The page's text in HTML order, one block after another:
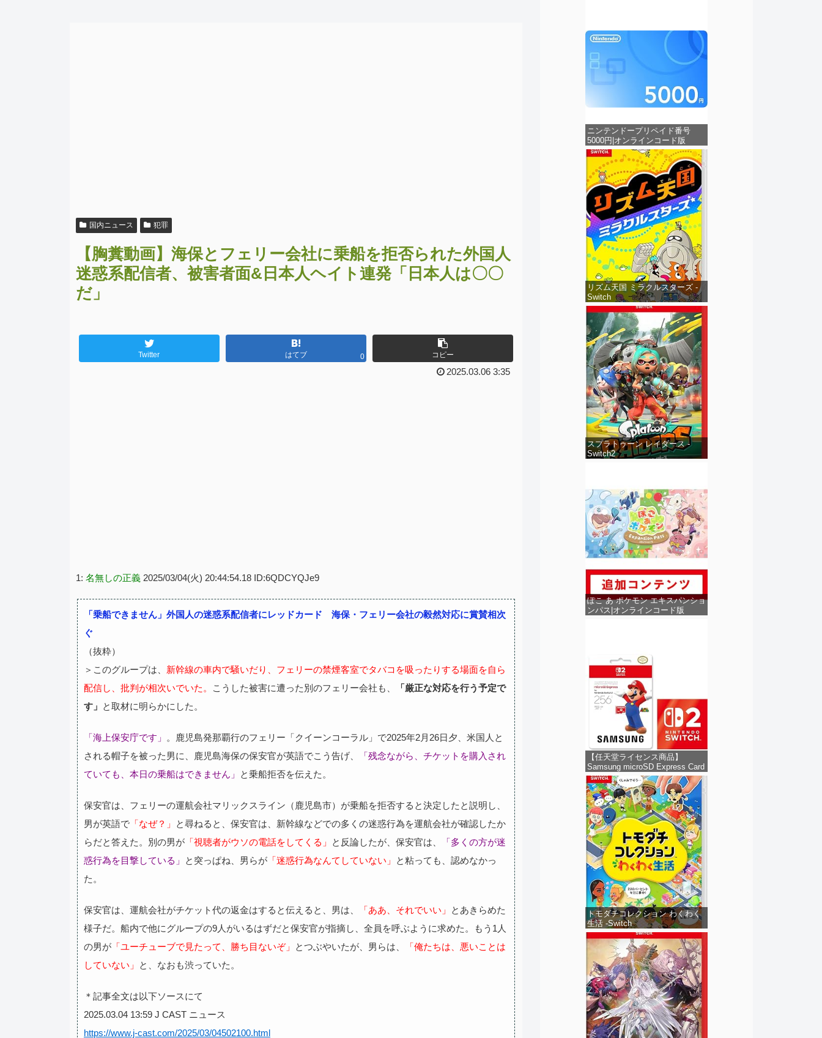
国内ニュース 犯罪
【胸糞動画】海保とフェリー会社に乗船を拒否られた外国人
迷惑系配信者、被害者面&日本人ヘイト連発「日本人は〇〇
だ」
Twitter はてブ 0 コピー
2025.03.06 3:35
1: 名無しの正義 2025/03/04(火) 20:44:54.18 ID:6QDCYQJe9
「乗船できません」外国人の迷惑系配信者にレッドカード 海保・フェリー会社の毅然対応に賞賛相次
ぐ
（抜粋）
＞このグループは、 新幹線の車内で騒いだり、フェリーの禁煙客室でタバコを吸ったりする場面を自ら
配信し、批判が相次いでいた。
こうした被害に遭った別のフェリー会社も、
「厳正な対応を行う予定で
す」 と取材に明らかにした。
「海上保安庁です」
。鹿児島発那覇行のフェリー「クイーンコーラル」で2025年2月26日夕、米国人と
される帽子を被った男に、鹿児島海保の保安官が英語でこう告げ、
「残念ながら、チケットを購入され
ていても、本日の乗船はできません」
と乗船拒否を伝えた。
保安官は、フェリーの運航会社マリックスライン（鹿児島市）が乗船を拒否すると決定したと説明し、
男が英語で 「なぜ？」
と尋ねると、保安官は、新幹線などでの多くの迷惑行為を運航会社が確認したか
らだと答えた。別の男が 「視聴者がウソの電話をしてくる」 と反論したが、保安官は、
「多くの方が迷
惑行為を目撃している」
と突っぱね、男らが 「迷惑行為なんてしていない」
と粘っても、認めなかっ
た。
保安官は、運航会社がチケット代の返金はすると伝えると、男は、 「ああ、それでいい」
とあきらめた
様子だ。船内で他にグループの9人がいるはずだと保安官が指摘し、全員を呼ぶように求めた。もう1人
の男が 「ユーチューブで見たって、勝ち目ないぞ」 とつぶやいたが、男らは、
「俺たちは、悪いことは
していない」
と、なおも渋っていた。
＊記事全文は以下ソースにて
2025.03.04 13:59 J CAST ニュース
https://www.j-cast.com/2025/03/04502100.html
ニンテンドープリペイド番号
5000円|オンラインコード版
リズム天国 ミラクルスターズ -
Switch
スプラトゥーン レイダース -
Switch2
ぽこ あ ポケモン エキスパンショ
ンパス|オンラインコード版
【任天堂ライセンス商品】
Samsung microSD Express Card
256GB for Nintendo Switch 2(サ
ムスン マイクロSDエクスプレス
カード 256GB) 【Amazon.co.jp
限定特典】Nintendo S
トモダチコレクション わくわく
生活 -Switch